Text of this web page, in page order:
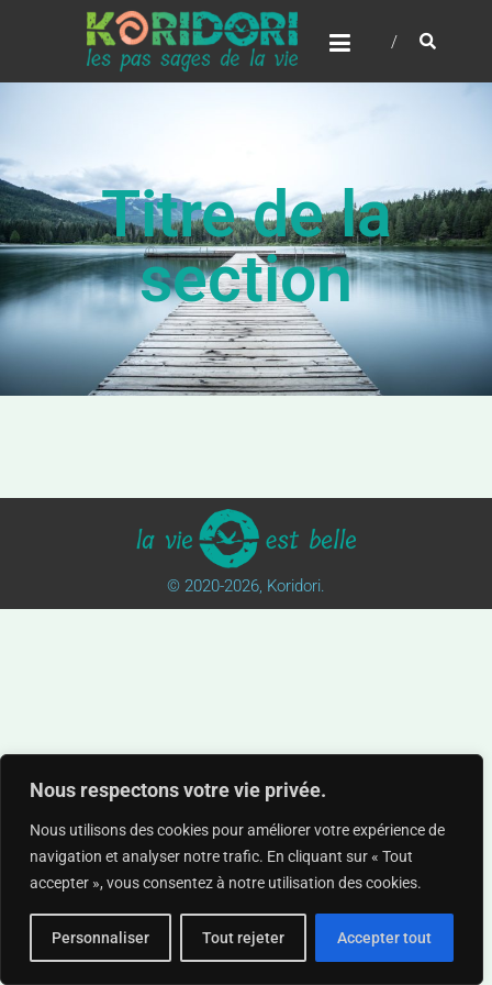
Nous respectons votre vie privée.
Nous utilisons des cookies pour améliorer votre expérience de
navigation et analyser notre trafic. En cliquant sur « Tout
accepter », vous consentez à notre utilisation des cookies.
Personnaliser Tout rejeter Accepter tout
Titre de la
section
© 2020-2026, Koridori.